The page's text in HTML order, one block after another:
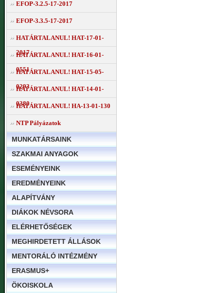
EFOP-3.2.5-17-2017
EFOP-3.3.5-17-2017
HATÁRTALANUL! HAT-17-01-
2017
HATÁRTALANUL! HAT-16-01-
0551
HATÁRTALANUL! HAT-15-05-
0293
HATÁRTALANUL! HAT-14-01-
0380
HATÁRTALANUL! HA-13-01-130
NTP Pályázatok
MUNKATÁRSAINK
SZAKMAI ANYAGOK
ESEMÉNYEINK
EREDMÉNYEINK
ALAPÍTVÁNY
DIÁKOK NÉVSORA
ELÉRHETŐSÉGEK
MEGHIRDETETT ÁLLÁSOK
MENTORÁLÓ INTÉZMÉNY
ERASMUS+
ÖKOISKOLA